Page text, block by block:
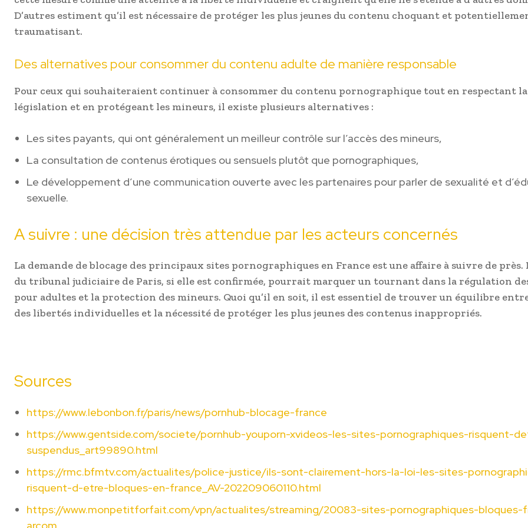
D’autres estiment qu’il est nécessaire de protéger les plus jeunes du contenu choquant et
traumatisant.
Des alternatives pour consommer du contenu adulte de manière responsable
Pour ceux qui souhaiteraient continuer à consommer du contenu pornographique tout en respectant la
législation et en protégeant les mineurs, il existe plusieurs alternatives :
Les sites payants, qui ont généralement un meilleur contrôle sur l’accès des mineurs,
La consultation de contenus érotiques ou sensuels plutôt que pornographiques,
Le développement d’une communication ouverte avec les partenaires pour parler de sexualité et
sexuelle.
A suivre : une décision très attendue par les acteurs concernés
La demande de blocage des principaux sites pornographiques en France est une affaire à suivre de près.
du tribunal judiciaire de Paris, si elle est confirmée, pourrait marquer un tournant dans la régulation
pour adultes et la protection des mineurs. Quoi qu’il en soit, il est essentiel de trouver un équilibre
des libertés individuelles et la nécessité de protéger les plus jeunes des contenus inappropriés.
Sources
https://www.lebonbon.fr/paris/news/pornhub-blocage-france
https://www.gentside.com/societe/pornhub-youporn-xvideos-les-sites-pornographiques-risquent-
suspendus_art99890.html
https://rmc.bfmtv.com/actualites/police-justice/ils-sont-clairement-hors-la-loi-les-sites-
risquent-d-etre-bloques-en-france_AV-202209060110.html
https://www.monpetitforfait.com/vpn/actualites/streaming/20083-sites-pornographiques-bloques-